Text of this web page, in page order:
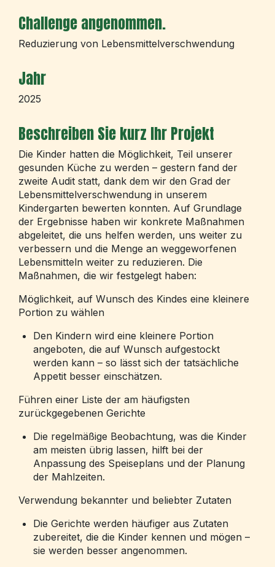
Challenge angenommen.
Reduzierung von Lebensmittelverschwendung
Jahr
2025
Beschreiben Sie kurz Ihr Projekt
Die Kinder hatten die Möglichkeit, Teil unserer
gesunden Küche zu werden – gestern fand der
zweite Audit statt, dank dem wir den Grad der
Lebensmittelverschwendung in unserem
Kindergarten bewerten konnten. Auf Grundlage
der Ergebnisse haben wir konkrete Maßnahmen
abgeleitet, die uns helfen werden, uns weiter zu
verbessern und die Menge an weggeworfenen
Lebensmitteln weiter zu reduzieren. Die
Maßnahmen, die wir festgelegt haben:
Möglichkeit, auf Wunsch des Kindes eine kleinere
Portion zu wählen
Den Kindern wird eine kleinere Portion
angeboten, die auf Wunsch aufgestockt
werden kann – so lässt sich der tatsächliche
Appetit besser einschätzen.
Führen einer Liste der am häufigsten
zurückgegebenen Gerichte
Die regelmäßige Beobachtung, was die Kinder
am meisten übrig lassen, hilft bei der
Anpassung des Speiseplans und der Planung
der Mahlzeiten.
Verwendung bekannter und beliebter Zutaten
Die Gerichte werden häufiger aus Zutaten
zubereitet, die die Kinder kennen und mögen –
sie werden besser angenommen.